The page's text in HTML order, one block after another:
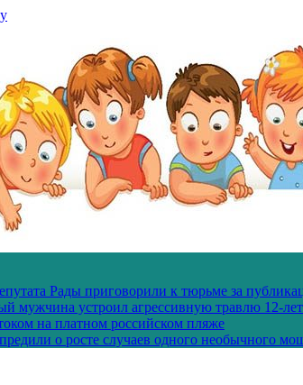
Рады приговорили к тюрьме за
мужчина устроил агрессивную травлю 12-
на платном российском пляже
о росте случаев одного необычного